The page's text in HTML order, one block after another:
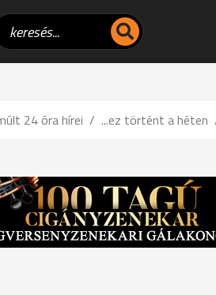
24 óra hírei ...ez történt a héten